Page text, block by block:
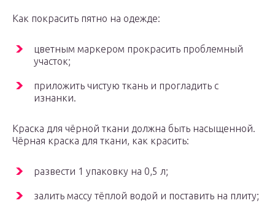
Как покрасить пятно на одежде:
цветным маркером прокрасить проблемный
участок;
приложить чистую ткань и прогладить с
изнанки.
Краска для чёрной ткани должна быть насыщенной.
Чёрная краска для ткани, как красить:
развести 1 упаковку на 0,5 л;
залить массу тёплой водой и поставить на плиту;